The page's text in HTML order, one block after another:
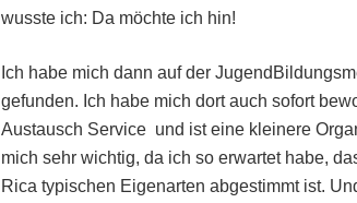
wusste ich: Da möchte ich hin!
Ich habe mich dann auf der
gefunden. Ich habe mich dort auch sofort
Austausch Service und ist eine kleinere
mich sehr wichtig, da ich so erwartet habe,
Rica typischen Eigenarten abgestimmt ist.